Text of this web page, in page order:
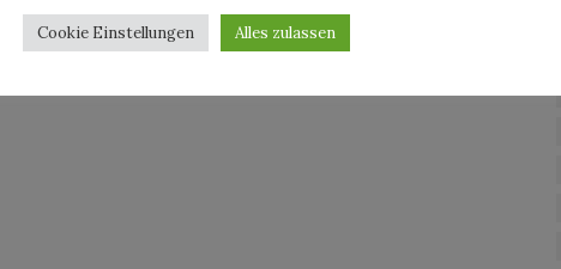
Cookie Einstellungen Alles zulassen